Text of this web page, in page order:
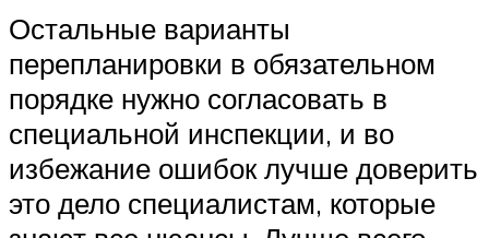
Остальные варианты
перепланировки в обязательном
порядке нужно согласовать в
специальной инспекции, и во
избежание ошибок лучше доверить
это дело специалистам, которые